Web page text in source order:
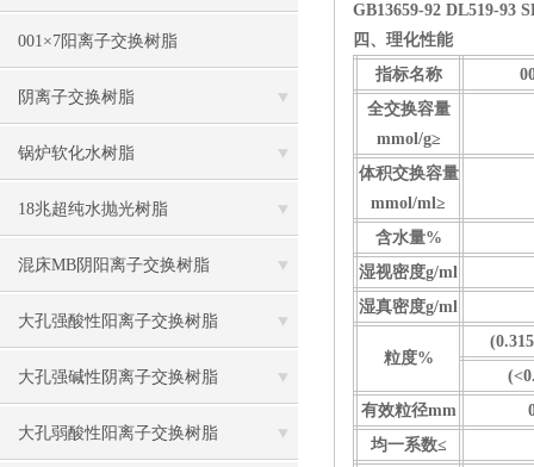
001×7阳离子交换树脂
阴离子交换树脂
锅炉软化水树脂
18兆超纯水抛光树脂
混床MB阴阳离子交换树脂
大孔强酸性阳离子交换树脂
大孔强碱性阴离子交换树脂
大孔弱酸性阳离子交换树脂
GB13659-92 DL519-93
四、理化性能
指标名称
全交换容量
mmol/g≥
体积交换容量
mmol/ml≥
含水量%
湿视密度g/ml
湿真密度g/ml
粒度%
(0.315
(<
有效粒径mm
均一系数≤